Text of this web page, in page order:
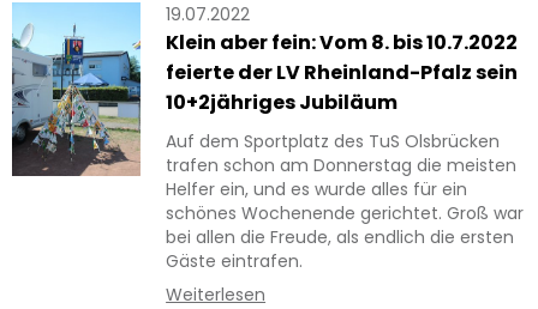
19.07.2022
Klein aber fein: Vom 8. bis 10.7.2022
feierte der LV Rheinland-Pfalz sein
10+2jähriges Jubiläum
Auf dem Sportplatz des TuS Olsbrücken
trafen schon am Donnerstag die meisten
Helfer ein, und es wurde alles für ein
schönes Wochenende gerichtet. Groß war
bei allen die Freude, als endlich die ersten
Gäste eintrafen.
Weiterlesen